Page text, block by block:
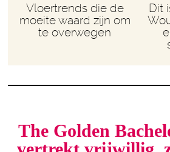
Vloertrends die de
moeite waard zijn om
te overwegen
Dit
The Golden